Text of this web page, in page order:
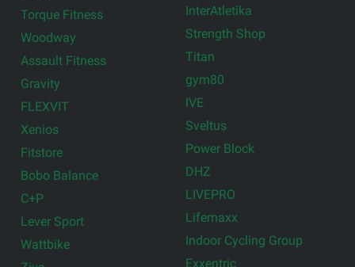
Torque Fitness
Woodway
Assault Fitness
Gravity
FLEXVIT
Xenios
Fitstore
Bobo Balance
C+P
Lever Sport
Wattbike
InterAtletika
Strength Shop
Titan
gym80
IVE
Sveltus
Power Block
DHZ
LIVEPRO
Lifemaxx
Indoor Cycling Group
Exxentric